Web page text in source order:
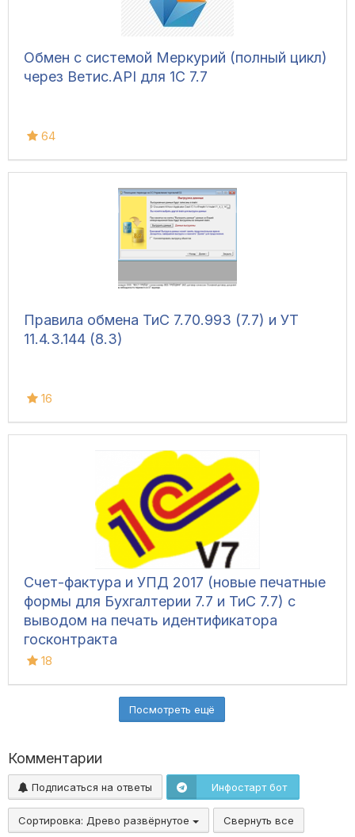
Обмен с системой Меркурий (полный цикл)
через Ветис.API для 1С 7.7
64
Правила обмена ТиС 7.70.993 (7.7) и УТ
11.4.3.144 (8.3)
16
Счет-фактура и УПД 2017 (новые печатные
формы для Бухгалтерии 7.7 и ТиС 7.7) с
выводом на печать идентификатора
госконтракта
18
Посмотреть ещё
Комментарии
Подписаться на ответы Инфостарт бот
Сортировка: Древо развёрнутое Свернуть все